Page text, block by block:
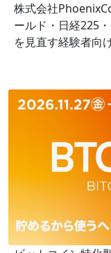
株式会社
ールド・日経225
を見直す経験者向